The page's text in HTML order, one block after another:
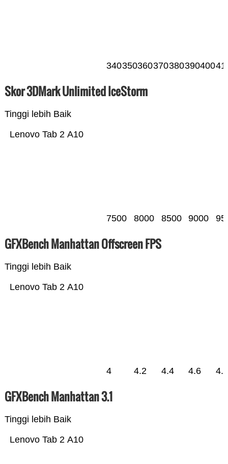
340350360370380390400
Skor 3DMark Unlimited IceStorm
Tinggi lebih Baik
Lenovo Tab 2 A10
7500 8000 8500 9000
GFXBench Manhattan Offscreen FPS
Tinggi lebih Baik
Lenovo Tab 2 A10
4 4.2 4.4 4.6 4.8
GFXBench Manhattan 3.1
Tinggi lebih Baik
Lenovo Tab 2 A10